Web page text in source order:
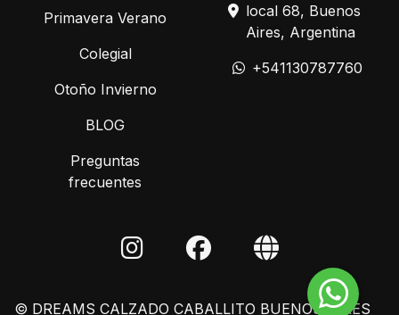
Primavera Verano
Colegial
Otoño Invierno
BLOG
Preguntas
frecuentes
local 68, Buenos
Aires, Argentina
+541130787760
© DREAMS CALZADO CABALLITO BUENOS AIRES